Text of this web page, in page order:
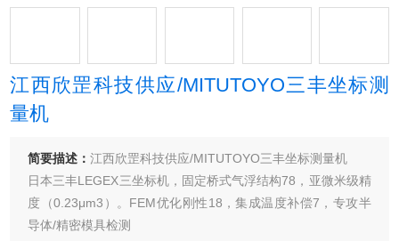
江西欣罡科技供应/MITUTOYO三丰坐标测
量机
简要描述：江西欣罡科技供应/MITUTOYO三丰坐标测量机
日本三丰LEGEX三坐标机，固定桥式气浮结构78，亚微米级精
度（0.23μm3）。FEM优化刚性18，集成温度补偿7，专攻半
导体/精密模具检测